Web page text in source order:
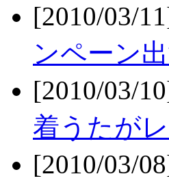
[2010/03/
ンペーン
[2010/03/
着うたが
[2010/03/